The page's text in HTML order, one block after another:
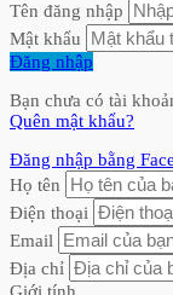
Tên đăng nhập
Mật khẩu
Đăng nhập
Bạn chưa có tài
Quên mật khẩu?
Đăng nhập bằng
Họ tên
Điện thoại
Email
Địa chỉ